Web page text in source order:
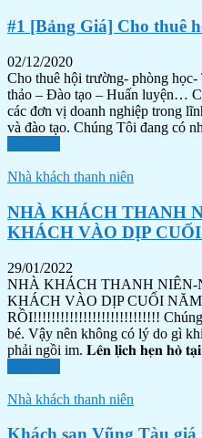
#1 [Bảng Giá] Cho thuê
02/12/2020
Cho thuê hội trường- phòng
thảo – Đào tạo – Huấn luyện…
các đơn vị doanh nghiệp trong
và đào tạo. Chúng Tôi đang có
Nhà khách thanh niên
NHÀ KHÁCH THANH
KHÁCH VÀO DỊP
29/01/2022
NHÀ KHÁCH THANH
KHÁCH VÀO DỊP CUỐI
RỒI!!!!!!!!!!!!!!!!!!!!!!!!!!!! Chúng
bé. Vậy nên không có lý do gì
phải ngồi im. 𝐋𝐞̂𝐧 𝐥𝐢̣𝐜𝐡 𝐡𝐞̣𝐧 𝐡𝐨̀
Nhà khách thanh niên
Khách sạn Vũng Tàu giá